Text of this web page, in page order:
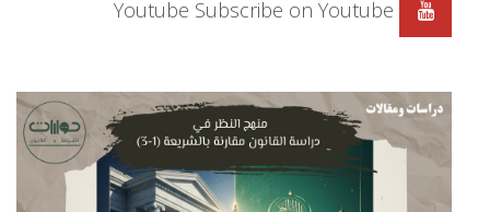
Youtube Subscribe on Youtube